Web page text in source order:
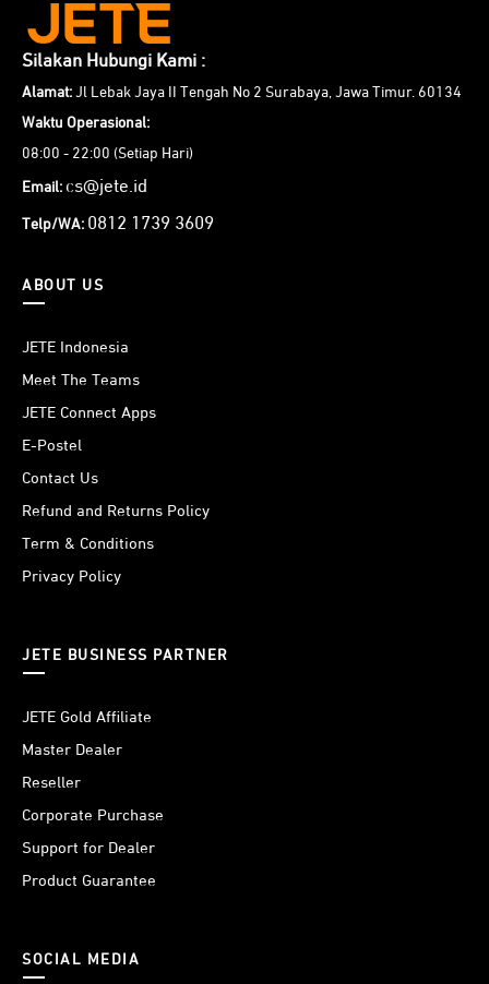
Silakan Hubungi Kami :
Alamat: Jl Lebak Jaya II Tengah No 2 Surabaya, Jawa Timur. 60134
Waktu Operasional:
08:00 - 22:00 (Setiap Hari)
Email: cs@jete.id
Telp/WA: 0812 1739 3609
ABOUT US
JETE Indonesia
Meet The Teams
JETE Connect Apps
E-Postel
Contact Us
Refund and Returns Policy
Term & Conditions
Privacy Policy
JETE BUSINESS PARTNER
JETE Gold Affiliate
Master Dealer
Reseller
Corporate Purchase
Support for Dealer
Product Guarantee
SOCIAL MEDIA